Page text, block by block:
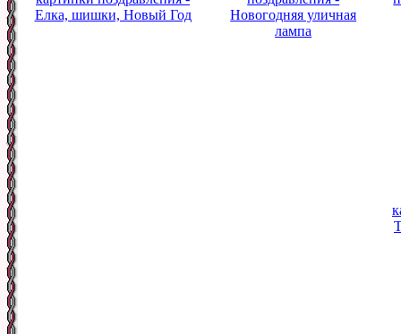
Елка, шишки, Новый Год
Новогодняя уличная
лампа